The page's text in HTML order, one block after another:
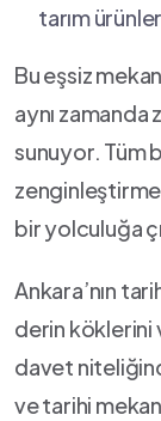
tarım
Bu ‍eşsiz
aynı zamanda
sunuyor. ​Tüm
bir​ yolculuğa
Ankara’nın
derin köklerini‍
davet
ve‌ tarihi